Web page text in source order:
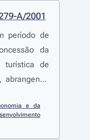
A/2001
período de
da
turística de
abrangendo
de Vale
freguesia
Miguel,
e da